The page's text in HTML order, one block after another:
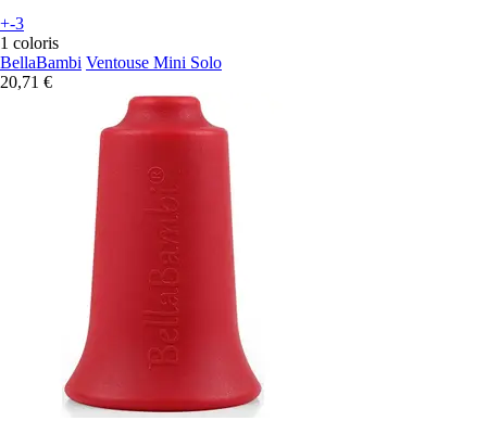
+-3
1 coloris
BellaBambi Ventouse Mini Solo
20,71 €